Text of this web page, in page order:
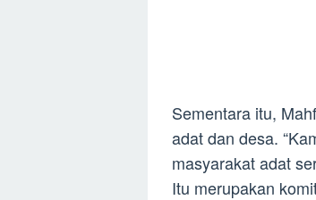
Sementara itu,
adat dan desa.
masyarakat adat
Itu merupakan